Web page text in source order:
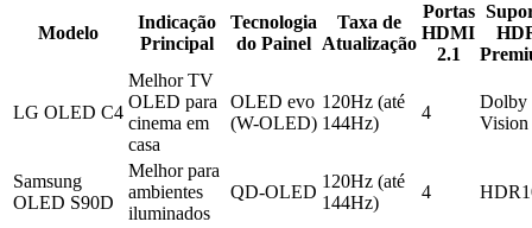
Modelo
Indicação
Principal
Tecnologia
do Painel
Taxa de
Atualização
Portas
HDMI
2.1
LG OLED C4
Melhor TV
OLED para
cinema em
casa
OLED evo
(W-OLED)
120Hz (até
144Hz)
4
Dolby
Vision
Samsung
OLED S90D
Melhor para
ambientes
iluminados
QD-OLED
120Hz (até
144Hz)
4